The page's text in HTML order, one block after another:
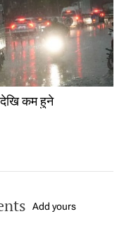
कम हुने
Add yours